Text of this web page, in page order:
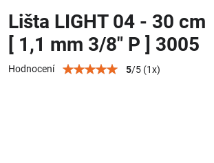
Lišta LIGHT 04 - 30 cm
[ 1,1 mm 3/8" P ] 3005
Hodnocení 5/5 (1x)